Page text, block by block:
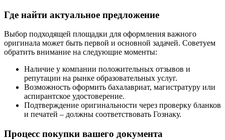
Где найти актуальное предложение
Выбор подходящей площадки для оформления важного
оригинала может быть первой и основной задачей. Советуем
обратить внимание на следующие моменты:
Наличие у компании положительных отзывов и
репутации на рынке образовательных услуг.
Возможность оформить бахалавриат, магистратуру или
аспирантское удостоверение.
Подтверждение оригинальности через проверку бланков
и печатей – должны соответствовать Гознаку.
Процесс покупки вашего документа